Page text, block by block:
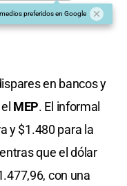
preferidos en Google
en bancos y
MEP. El informal
y $1.480 para la
que el dólar
con una